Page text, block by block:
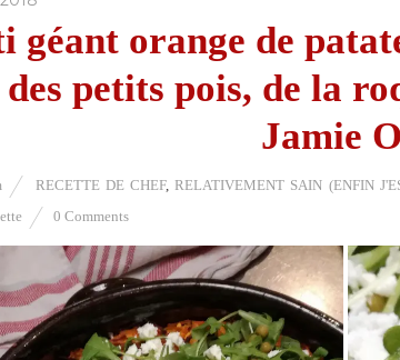
géant orange de
des petits pois, de la
Jamie
RECETTE DE CHEF,RELATIVEMENT SAIN (ENFIN
0 Comments